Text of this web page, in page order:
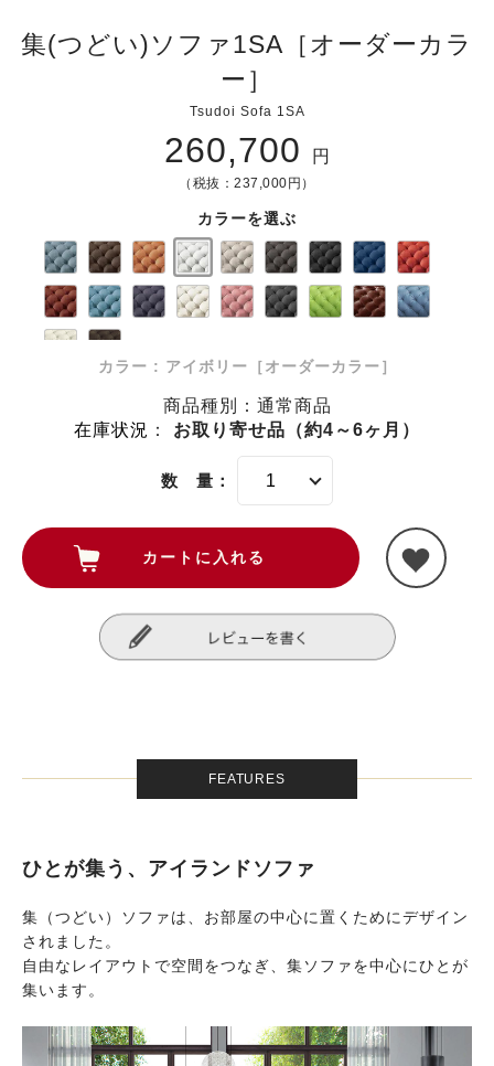
集(つどい)ソファ1SA［オーダーカラ
ー］
Tsudoi Sofa 1SA
260,700 円
（税抜：237,000円）
カラーを選ぶ
カラー : アイボリー［オーダーカラー］
商品種別：通常商品
在庫状況 ： お取り寄せ品（約4～6ヶ月）
数 量：
FEATURES
ひとが集う、アイランドソファ
集（つどい）ソファは、お部屋の中心に置くためにデザイン
されました。
自由なレイアウトで空間をつなぎ、集ソファを中心にひとが
集います。